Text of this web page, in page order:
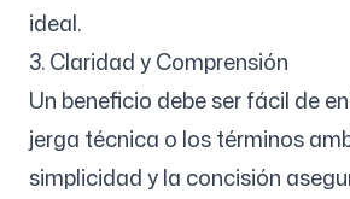
ideal.
3. Claridad y Comprensión
Un beneficio debe ser fácil de
jerga técnica o los términos
simplicidad y la concisión